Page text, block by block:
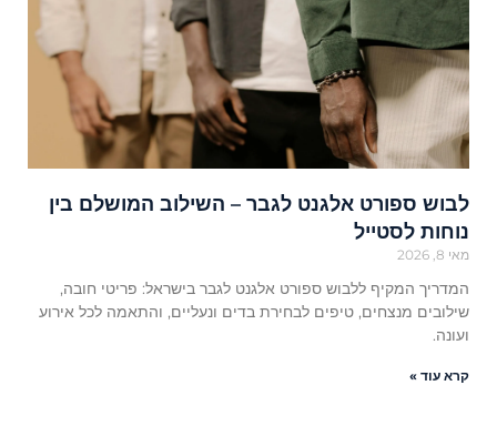
לבוש ספורט אלגנט לגבר – השילוב המושלם בין
נוחות לסטייל
מאי 8, 2026
המדריך המקיף ללבוש ספורט אלגנט לגבר בישראל: פריטי חובה,
שילובים מנצחים, טיפים לבחירת בדים ונעליים, והתאמה לכל אירוע
ועונה.
קרא עוד »